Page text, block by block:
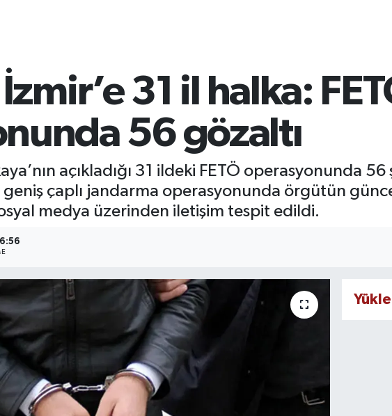
31 il halka:
56 gözaltı
açıkladığı 31 ildeki FETÖ operasyonunda
çaplı jandarma operasyonunda örgütün
medya üzerinden iletişim tespit edildi.